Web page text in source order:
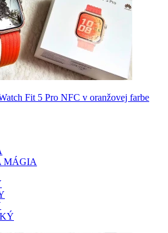
Fit 5 Pro NFC v oranžovej farbe
MÁGIA